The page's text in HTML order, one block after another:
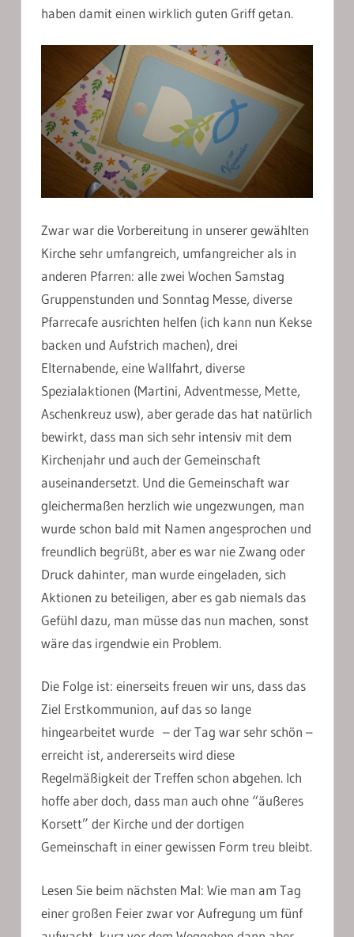
haben damit einen wirklich guten Griff getan.
Zwar war die Vorbereitung in unserer gewählten
Kirche sehr umfangreich, umfangreicher als in
anderen Pfarren: alle zwei Wochen Samstag
Gruppenstunden und Sonntag Messe, diverse
Pfarrecafe ausrichten helfen (ich kann nun Kekse
backen und Aufstrich machen), drei
Elternabende, eine Wallfahrt, diverse
Spezialaktionen (Martini, Adventmesse, Mette,
Aschenkreuz usw), aber gerade das hat natürlich
bewirkt, dass man sich sehr intensiv mit dem
Kirchenjahr und auch der Gemeinschaft
auseinandersetzt. Und die Gemeinschaft war
gleichermaßen herzlich wie ungezwungen, man
wurde schon bald mit Namen angesprochen und
freundlich begrüßt, aber es war nie Zwang oder
Druck dahinter, man wurde eingeladen, sich
Aktionen zu beteiligen, aber es gab niemals das
Gefühl dazu, man müsse das nun machen, sonst
wäre das irgendwie ein Problem.
Die Folge ist: einerseits freuen wir uns, dass das
Ziel Erstkommunion, auf das so lange
hingearbeitet wurde – der Tag war sehr schön –
erreicht ist, andererseits wird diese
Regelmäßigkeit der Treffen schon abgehen. Ich
hoffe aber doch, dass man auch ohne “äußeres
Korsett” der Kirche und der dortigen
Gemeinschaft in einer gewissen Form treu bleibt.
Lesen Sie beim nächsten Mal: Wie man am Tag
einer großen Feier zwar vor Aufregung um fünf